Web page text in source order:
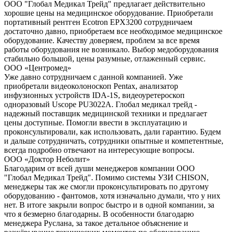
ООО "Глобал Медикал Трейд" предлагает действительно
хорошие цены на медицинское оборудование. Приобретали
портативный рентген Ecotron EPX3200 сотрудничаем
достаточно давно, приобретаем все необходимое медицинское
оборудование. Качеству доверяем, проблем за все время
работы оборудования не возникало. Выбор медоборудования
стабильно большой, цены разумные, отлаженный сервис.
ООО «Центромед»
Уже давно сотрудничаем с данной компанией. Уже
приобретали видеоколоноскоп Pentax, анализатор
инфузионных устройств IDA-1S, видеоуретероскоп
одноразовый Uscope PU3022A. Глобал медикал трейд -
надежный поставщик медицинской техники и предлагает
цены доступные. Помогли ввести в эксплуатацию и
проконсультировали, как использовать, дали гарантию. Будем
и дальше сотрудничать, сотрудники опытные и компетентные,
всегда подробно отвечают на интересующие вопросы.
ООО «Доктор Неболит»
Благодарим от всей души менеджеров компании ООО
"Глобал Медикал Трейд". Помимо системы УЗИ CHISON,
менеджеры так же смогли проконсультировать по другому
оборудованию - фантомов, хотя изначально думали, что у них
нет. В итоге закрыли вопрос быстро и в одной компании, за
что я безмерно благодарны. В особенности благодарю
менеджера Руслана, за такое детальное объяснение и